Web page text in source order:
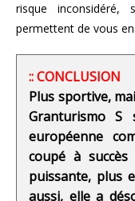
risque
permettent de vous
:: CONCLUSION
Plus sportive,
Granturismo S
européenne
coupé à
puissante, plus
aussi, elle a